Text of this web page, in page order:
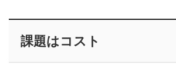
課題はコスト